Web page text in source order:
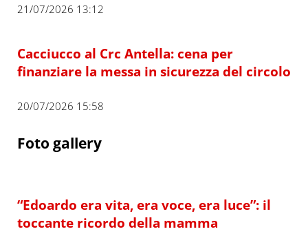
21/07/2026 13:12
Cacciucco al Crc Antella: cena per
finanziare la messa in sicurezza del circolo
20/07/2026 15:58
Foto gallery
“Edoardo era vita, era voce, era luce”: il
toccante ricordo della mamma